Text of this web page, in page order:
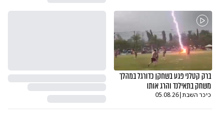
ברק קטלני פגע בשחקן כדורגל במהלך
משחק בתאילנד והרג אותו
כיכר השבת|
05.08.26